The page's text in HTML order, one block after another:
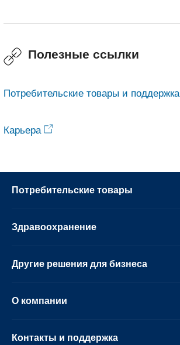
Полезные ссылки
Потребительские товары и поддержка
Карьера
Потребительские товары
Здравоохранение
Другие решения для бизнеса
О компании
Контакты и поддержка